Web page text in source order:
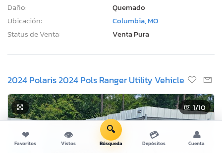
Daño:
Quemado
Ubicación:
Columbia, MO
Status de Venta:
Venta Pura
2024 Polaris 2024 Pols Ranger Utility Vehicle
1/10
❤
Favoritos
👁
Vistos
🔍
Búsqueda
💳
Depósitos
👤
Cuenta